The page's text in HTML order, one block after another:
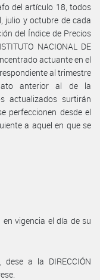
del artículo 18, todos
julio y octubre de cada
del Índice de Precios
NACIONAL DE
actuante en el
al trimestre
anterior al de la
actualizados surtirán
perfeccionen desde el
a aquel en que se
en vigencia el día de su
dese a la DIRECCIÓN